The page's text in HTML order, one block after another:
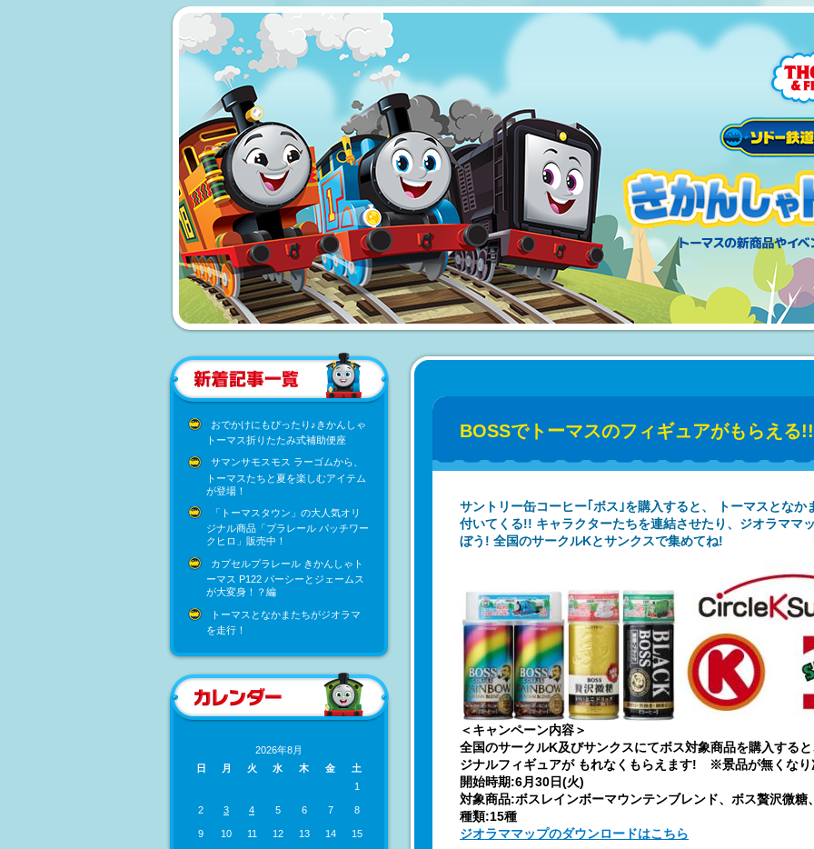
おでかけにもぴったり♪きかんしゃ
トーマス折りたたみ式補助便座
サマンサモスモス ラーゴムから、
トーマスたちと夏を楽しむアイテム
が登場！
「トーマスタウン」の大人気オリ
ジナル商品「プラレール パッチワー
クヒロ」販売中！
カプセルプラレール きかんしゃト
ーマス P122 パーシーとジェームス
が大変身！？編
トーマスとなかまたちがジオラマ
を走行！
2026年8月
日
月 火 水 木 金
土
1
2 3 4 5 6 7 8
9 10 11 12 13 14 15
BOSSでトーマスのフィギュアがもらえる!!
サントリー缶コーヒー｢ボス｣を購入すると、 トーマスとなか
付いてくる!! キャラクターたちを連結させたり、ジオラママ
ぼう! 全国のサークルKとサンクスで集めてね!
＜キャンペーン内容＞
全国のサークルK及びサンクスにてボス対象商品を購入する
ジナルフィギュアが もれなくもらえます! ※景品が無くなり
開始時期:6月30日(火)
対象商品:ボスレインボーマウンテンブレンド、ボス贅沢微糖
種類:15種
ジオラママップのダウンロードはこちら